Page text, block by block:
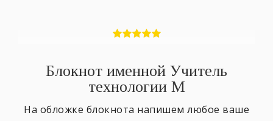
Блокнот именной Учитель
технологии М
На обложке блокнота напишем любое ваше